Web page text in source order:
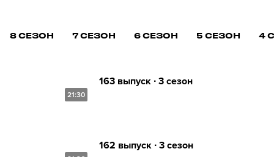
8 СЕЗОН 7 СЕЗОН 6 СЕЗОН 5 СЕЗОН 4
21:30
163 выпуск ∙ 3 сезон
162 выпуск ∙ 3 сезон